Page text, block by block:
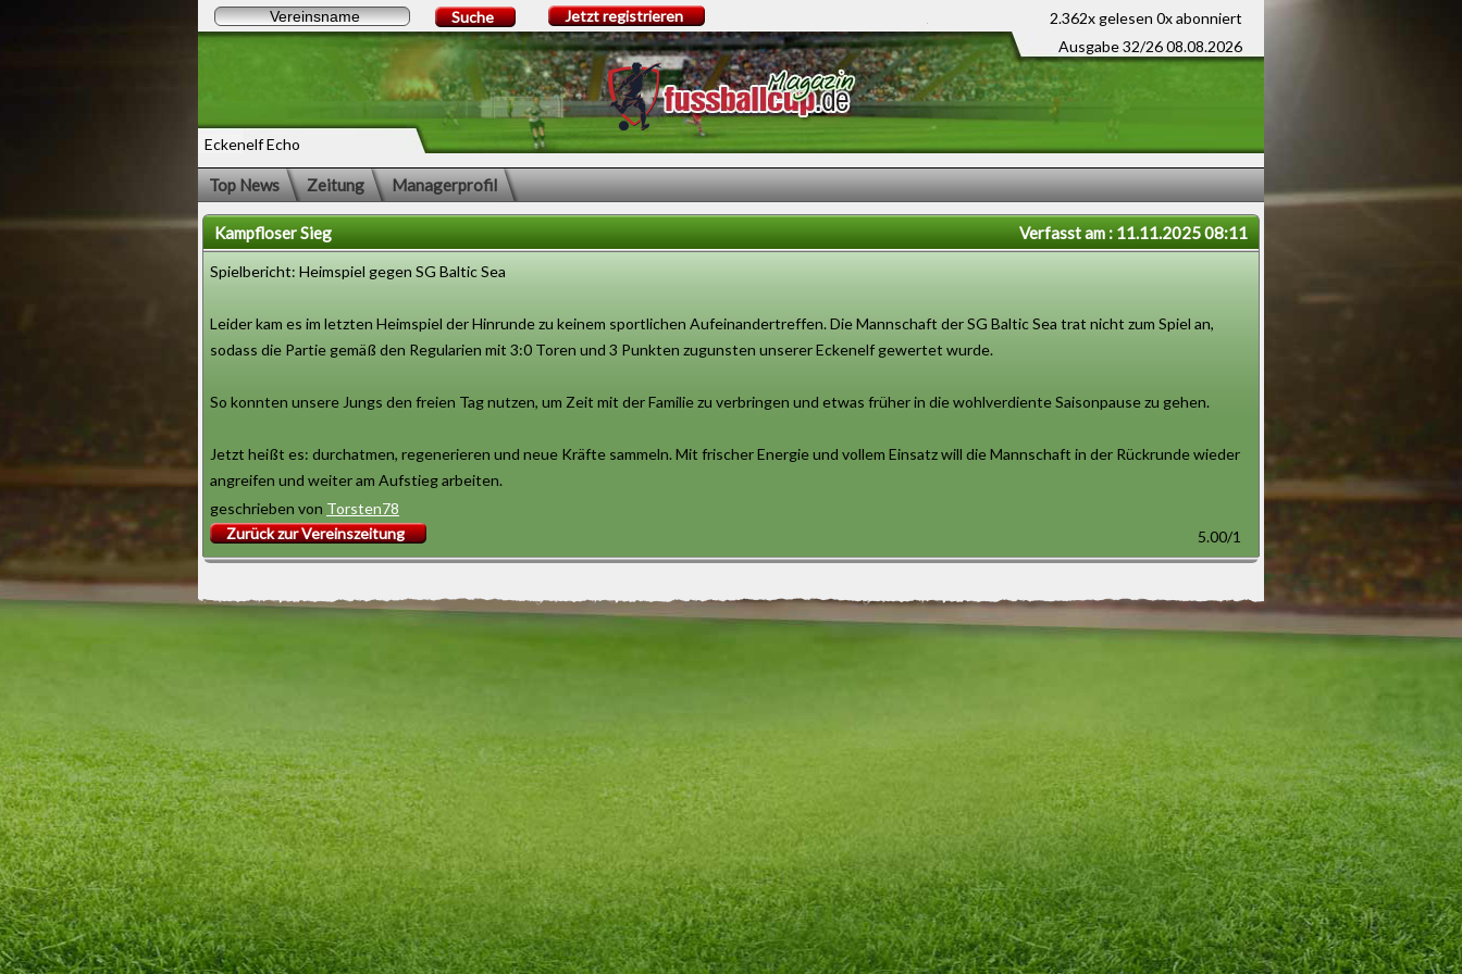
2.362x gelesen 0x abonniert
Ausgabe 32/26 08.08.2026
Eckenelf Echo
Suche Jetzt registrieren
Top News Zeitung Managerprofil
Kampfloser Sieg Verfasst am : 11.11.2025 08:11
Spielbericht: Heimspiel gegen SG Baltic Sea
Leider kam es im letzten Heimspiel der Hinrunde zu keinem sportlichen Aufeinandertreffen. Die Mannschaft der SG Baltic Sea trat nicht zum Spiel an,
sodass die Partie gemäß den Regularien mit 3:0 Toren und 3 Punkten zugunsten unserer Eckenelf gewertet wurde.
So konnten unsere Jungs den freien Tag nutzen, um Zeit mit der Familie zu verbringen und etwas früher in die wohlverdiente Saisonpause zu gehen.
Jetzt heißt es: durchatmen, regenerieren und neue Kräfte sammeln. Mit frischer Energie und vollem Einsatz will die Mannschaft in der Rückrunde wieder
angreifen und weiter am Aufstieg arbeiten.
geschrieben von Torsten78
Zurück zur Vereinszeitung
5.00/1